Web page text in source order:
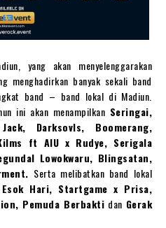
yang akan menyelenggarakan
menghadirkan banyak sekali band
band – band lokal di Madiun.
ini akan menampilkan Seringai,
Darksovls, Boomerang,
ft AIU x Rudye, Serigala
Lowokwaru, Blingsatan,
Serta melibatkan band lokal
Hari, Startgame x Prisa,
Pemuda Berbakti dan Gerak